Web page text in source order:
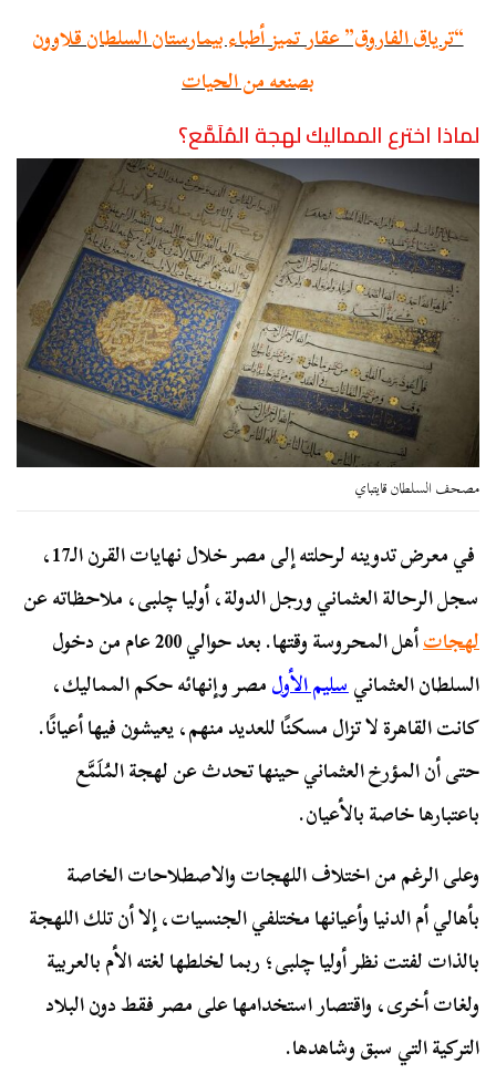
“ترياق الفاروق” عقار تميز أطباء بيمارستان السلطان قلاوون
بصنعه من الحيات
لماذا اخترع المماليك لهجة المُلَمَّع؟
مصحف السلطان قايتباي
في معرض تدوينه لرحلته إلى مصر خلال نهايات القرن الـ17،
سجل الرحالة العثماني ورجل الدولة، أوليا چلبی، ملاحظاته عن
لهجات
أهل المحروسة وقتها. بعد حوالي 200 عام من دخول
السلطان العثمانيسليم الأولمصر وإنهائه حكم المماليك،
كانت القاهرة لا تزال مسكنًا للعديد منهم، يعيشون فيها أعيانًا.
حتى أن المؤرخ العثماني حينها تحدث عن لهجة المُلَمَّع
باعتبارها خاصة بالأعيان.
وعلى الرغم من اختلاف اللهجات والاصطلاحات الخاصة
بأهالي أم الدنيا وأعيانها مختلفي الجنسيات، إلا أن تلك اللهجة
بالذات لفتت نظر أوليا چلبی؛ ربما لخلطها لغته الأم بالعربية
ولغات أخرى، واقتصار استخدامها على مصر فقط دون البلاد
التركية التي سبق وشاهدها.